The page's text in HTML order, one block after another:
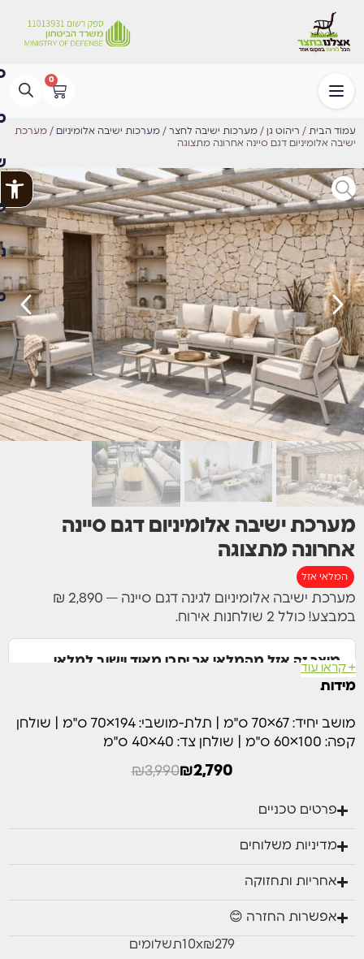
0
עמוד הבית / ריהוט גן / מערכות ישיבה לחצר / מערכות ישיבה אלומיניום / מערכת
ישיבה אלומיניום דגם סיינה אחרונה מתצוגה
מערכת ישיבה אלומיניום דגם סיינה
אחרונה מתצוגה
המלאי אזל
מערכת ישיבה אלומיניום לגינה דגם סיינה — 2,890 ₪
במבצע! כולל 2 שולחנות אירוח.
מוצר זה אזל מהמלאי אך יתכן מאוד וישוב למלאי
בקרוב.
מספר הטלפון שלך
אני מסכים/ה לקבל הודעת וואטסאפ כאשר מוצר זה יחזור למלאי.
עדכנו אותי בוואטסאפ
+ קראו עוד
מידות
מושב יחיד: 67×70 ס"מ | תלת-מושבי: 194×70 ס"מ | שולחן
קפה: 100×60 ס"מ | שולחן צד: 40×40 ס"מ
₪3,990₪2,790
פרטים טכניים
מדיניות משלוחים
אחריות ותחזוקה
אפשרות החזרה 😊
₪279
x
10תשלומים